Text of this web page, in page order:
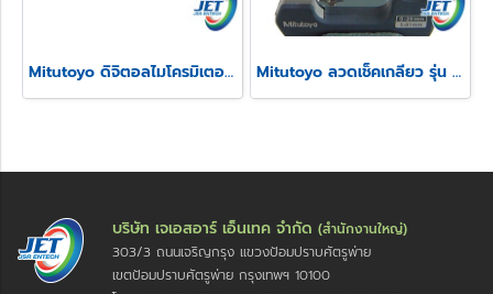
Mitutoyo ดิจิตอลไมโครมิเตอร์วัดความสูงรอยย้ำสายไฟ รุ่น 342 Mitutoyo ลวดเช็คเกลียว รุ่น 313
บริษัท เจเอสอาร์ เอ็นเทค จำกัด (สำนักงานใหญ่)
303/3 ถนนเจริญกรุง แขวงป้อมปราบศัตรูพ่าย
เขตป้อมปราบศัตรูพ่าย กรุงเทพฯ 10100